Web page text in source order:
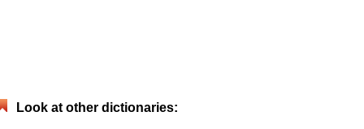
Look at other dictionaries: